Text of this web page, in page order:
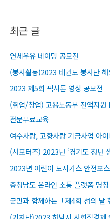
최근 글
연세우유 네이밍 공모전
(봉사활동)2023 태권도 봉사단
2023 제5회 픽사톤 영상 공모전
(취업/창업) 고용노동부 전액지
전문무료교육​
여수사랑, 고향사랑 기금사업 아
(서포터즈) 2023년 ‘경기도 청년
2023년 어린이 도시가스 안전포
충청남도 온라인 소통 플랫폼 명
군민과 함께하는「제4회 섬의 날